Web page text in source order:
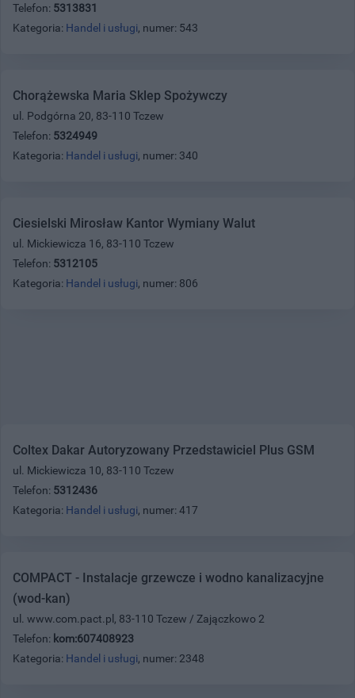
Telefon: 5313831
Kategoria: Handel i usługi, numer: 543
Chorążewska Maria Sklep Spożywczy
ul. Podgórna 20, 83-110 Tczew
Telefon: 5324949
Kategoria: Handel i usługi, numer: 340
Ciesielski Mirosław Kantor Wymiany Walut
ul. Mickiewicza 16, 83-110 Tczew
Telefon: 5312105
Kategoria: Handel i usługi, numer: 806
Coltex Dakar Autoryzowany Przedstawiciel Plus GSM
ul. Mickiewicza 10, 83-110 Tczew
Telefon: 5312436
Kategoria: Handel i usługi, numer: 417
COMPACT - Instalacje grzewcze i wodno kanalizacyjne
(wod-kan)
ul. www.com.pact.pl, 83-110 Tczew / Zajączkowo 2
Telefon: kom:607408923
Kategoria: Handel i usługi, numer: 2348